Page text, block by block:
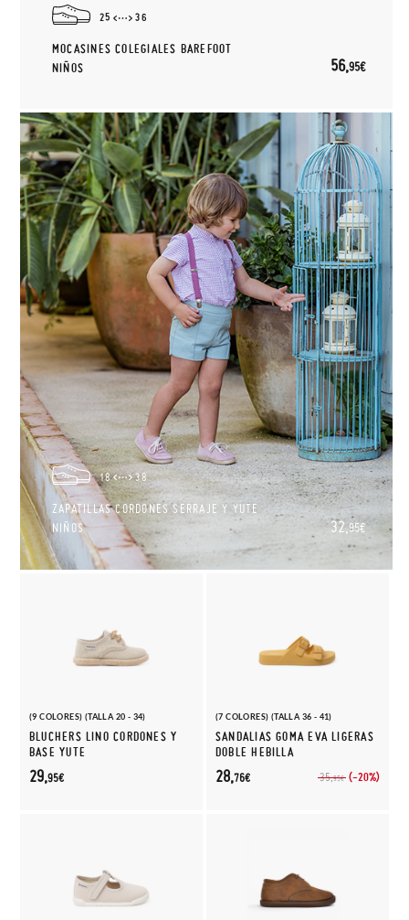
25 36
MOCASINES COLEGIALES BAREFOOT
NIÑOS
56,95€
18 38
ZAPATILLAS CORDONES SERRAJE Y YUTE
NIÑOS
32,95€
(9 COLORES) (TALLA 20 - 34)
BLUCHERS LINO CORDONES Y
BASE YUTE
29,95€
(7 COLORES) (TALLA 36 - 41)
SANDALIAS GOMA EVA LIGERAS
DOBLE HEBILLA
35,95€ (-20%)
28,76€